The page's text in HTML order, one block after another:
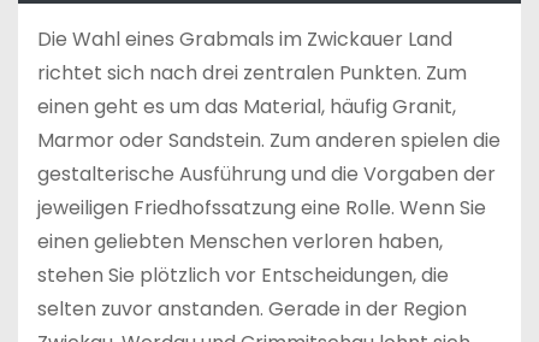
Die Wahl eines Grabmals im Zwickauer Land
richtet sich nach drei zentralen Punkten. Zum
einen geht es um das Material, häufig Granit,
Marmor oder Sandstein. Zum anderen spielen die
gestalterische Ausführung und die Vorgaben der
jeweiligen Friedhofssatzung eine Rolle. Wenn Sie
einen geliebten Menschen verloren haben,
stehen Sie plötzlich vor Entscheidungen, die
selten zuvor anstanden. Gerade in der Region